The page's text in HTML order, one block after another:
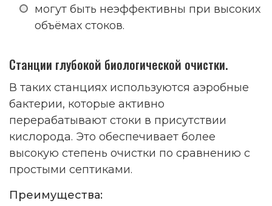
могут быть неэффективны при высоких
объёмах стоков.
Станции глубокой биологической очистки.
В таких станциях используются аэробные
бактерии, которые активно
перерабатывают стоки в присутствии
кислорода. Это обеспечивает более
высокую степень очистки по сравнению с
простыми септиками.
Преимущества: